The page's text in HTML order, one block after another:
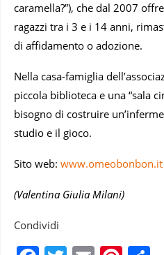
caramella?”), che dal 2007
ragazzi tra i 3 e i 14 anni,
di affidamento o adozione.
Nella casa-famiglia
piccola biblioteca e una “sala
bisogno di costruire
studio e il gioco.
Sito web: www.omeobonbon.it
(Valentina Giulia Milani)
Condividi